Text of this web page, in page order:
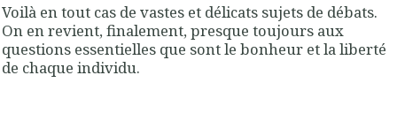
Voilà en tout cas de vastes et délicats sujets de débats.
On en revient, finalement, presque toujours aux
questions essentielles que sont le bonheur et la liberté
de chaque individu.